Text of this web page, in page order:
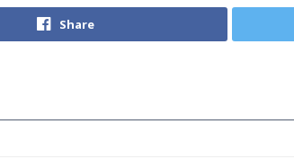
Share